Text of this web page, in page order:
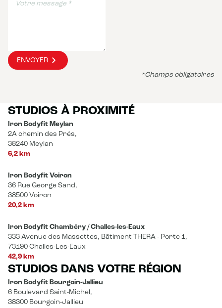
ENVOYER
*Champs obligatoires
STUDIOS À PROXIMITÉ
Iron Bodyfit Meylan
2A chemin des Prés,
38240 Meylan
6,2 km
Iron Bodyfit Voiron
36 Rue George Sand,
38500 Voiron
20,2 km
Iron Bodyfit Chambéry / Challes-les-Eaux
333 Avenue des Massettes, Bâtiment THERA - Porte 1,
73190 Challes-Les-Eaux
42,9 km
STUDIOS DANS VOTRE RÉGION
Iron Bodyfit Bourgoin-Jallieu
6 Boulevard Saint-Michel,
38300 Bourgoin-Jallieu